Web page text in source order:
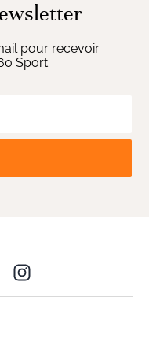
pour recevoir
Sport